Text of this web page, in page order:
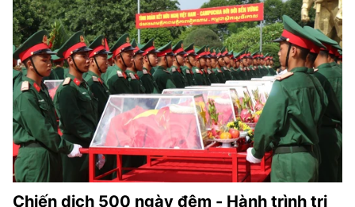
Chiến dịch 500 ngày đêm - Hành trình tri